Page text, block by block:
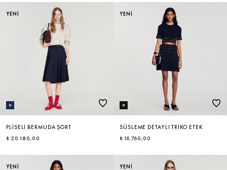
YENİ
PLISELI BERMUDA ŞORT
₺ 20.180,00
YENİ
SÜSLEME DETAYLI TRIKO ETEK
₺ 16.760,00
YENİ YENİ